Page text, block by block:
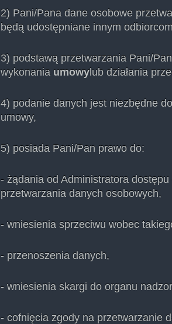
2) Pani/Pana dane osobowe
będą udostępniane innym
3) podstawą przetwarzania Pani/
wykonania umowy lub działania
4) podanie danych jest niezbędne
umowy,
5) posiada Pani/Pan prawo do:
- żądania od Administratora
przetwarzania danych osobowych,
- wniesienia sprzeciwu wobec
- przenoszenia danych,
- wniesienia skargi do organu
- cofnięcia zgody na przetwarzanie